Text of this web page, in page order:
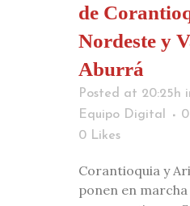
de
Nordeste y
Aburrá
Posted at 20:25h
Equipo Digital
0 Likes
Corantioquia y
ponen en